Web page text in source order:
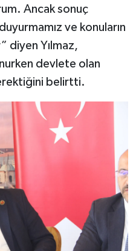
Ancak sonuç
ve konuların
diyen Yılmaz,
devlete olan
belirtti.